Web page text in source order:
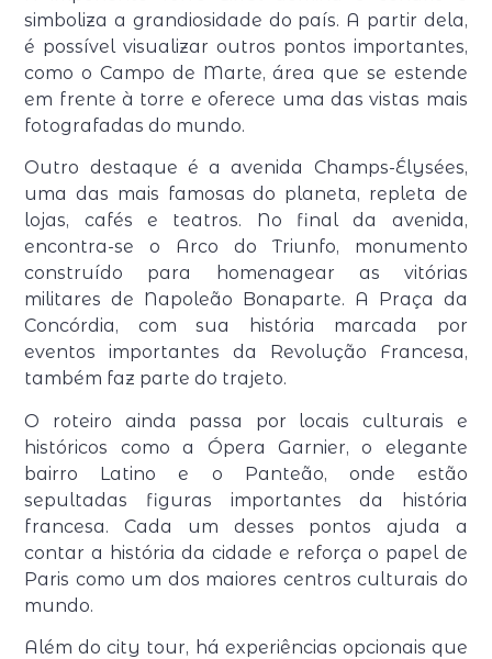
simboliza a grandiosidade do país. A partir dela,
é possível visualizar outros pontos importantes,
como o Campo de Marte, área que se estende
em frente à torre e oferece uma das vistas mais
fotografadas do mundo.
Outro destaque é a avenida Champs-Élysées,
uma das mais famosas do planeta, repleta de
lojas, cafés e teatros. No final da avenida,
encontra-se o Arco do Triunfo, monumento
construído para homenagear as vitórias
militares de Napoleão Bonaparte. A Praça da
Concórdia, com sua história marcada por
eventos importantes da Revolução Francesa,
também faz parte do trajeto.
O roteiro ainda passa por locais culturais e
históricos como a Ópera Garnier, o elegante
bairro Latino e o Panteão, onde estão
sepultadas figuras importantes da história
francesa. Cada um desses pontos ajuda a
contar a história da cidade e reforça o papel de
Paris como um dos maiores centros culturais do
mundo.
Além do city tour, há experiências opcionais que